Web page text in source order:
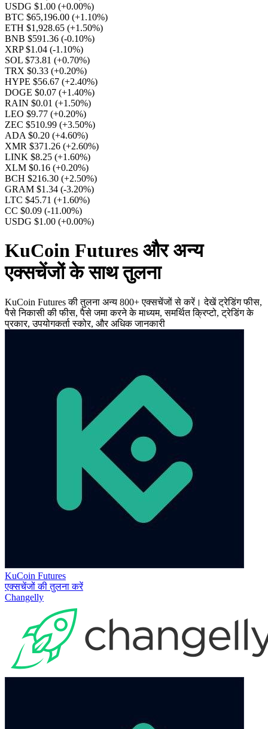
USDG $1.00 (+0.00%)
BTC $65,196.00 (+1.10%)
ETH $1,928.65 (+1.50%)
BNB $591.36 (-0.10%)
XRP $1.04 (-1.10%)
SOL $73.81 (+0.70%)
TRX $0.33 (+0.20%)
HYPE $56.67 (+2.40%)
DOGE $0.07 (+1.40%)
RAIN $0.01 (+1.50%)
LEO $9.77 (+0.20%)
ZEC $510.99 (+3.50%)
ADA $0.20 (+4.60%)
XMR $371.26 (+2.60%)
LINK $8.25 (+1.60%)
XLM $0.16 (+0.20%)
BCH $216.30 (+2.50%)
GRAM $1.34 (-3.20%)
LTC $45.71 (+1.60%)
CC $0.09 (-11.00%)
USDG $1.00 (+0.00%)
KuCoin Futures और अन्य
एक्सचेंजों के साथ तुलना
KuCoin Futures की तुलना अन्य 800+ एक्सचेंजों से करें। देखें ट्रेडिंग फीस,
पैसे निकासी की फीस, पैसे जमा करने के माध्यम, समर्थित क्रिप्टो, ट्रेडिंग के
प्रकार, उपयोगकर्ता स्कोर, और अधिक जानकारी
KuCoin Futures
एक्सचेंजों की तुलना करें
Changelly